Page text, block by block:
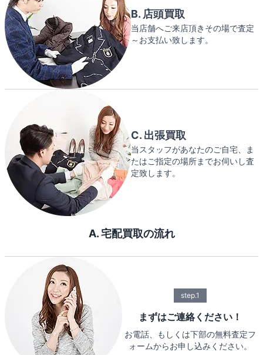
B. 店頭買取
当店舗へご来店頂きその場で査定
～お支払い致します。
C. 出張買取
当スタッフがあなたのご自宅、ま
たはご指定の場所までお伺いし査
定致します。
A. 宅配買取の流れ
step.1
まずはご連絡ください！
お電話、もしくは下部の無料査定フ
ォームからお申し込みください。